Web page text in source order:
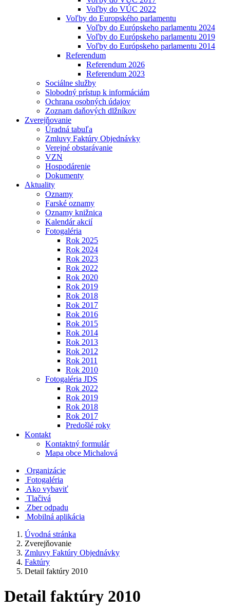
Voľby do VÚC 2022
Voľby do Europského parlamentu
Voľby do Európskeho parlamentu 2024
Voľby do Európskeho parlamentu 2019
Voľby do Európskeho parlamentu 2014
Referendum
Referendum 2026
Referendum 2023
Sociálne služby
Slobodný prístup k informáciám
Ochrana osobných údajov
Zoznam daňových dlžníkov
Zverejňovanie
Úradná tabuľa
Zmluvy Faktúry Objednávky
Verejné obstarávanie
VZN
Hospodárenie
Dokumenty
Aktuality
Oznamy
Farské oznamy
Oznamy knižnica
Kalendár akcií
Fotogaléria
Rok 2025
Rok 2024
Rok 2023
Rok 2022
Rok 2020
Rok 2019
Rok 2018
Rok 2017
Rok 2016
Rok 2015
Rok 2014
Rok 2013
Rok 2012
Rok 2011
Rok 2010
Fotogaléria JDS
Rok 2022
Rok 2019
Rok 2018
Rok 2017
Predošlé roky
Kontakt
Kontaktný formulár
Mapa obce Michalová
Organizácie
Fotogaléria
Ako vybaviť
Tlačivá
Zber odpadu
Mobilná aplikácia
Úvodná stránka
Zverejňovanie
Zmluvy Faktúry Objednávky
Faktúry
Detail faktúry 2010
Detail faktúry 2010